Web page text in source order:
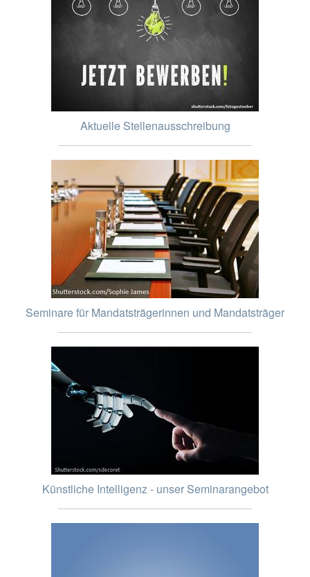
Aktuelle Stellenausschreibung
Seminare für Mandatsträgerinnen und Mandatsträger
Künstliche Intelligenz - unser Seminarangebot